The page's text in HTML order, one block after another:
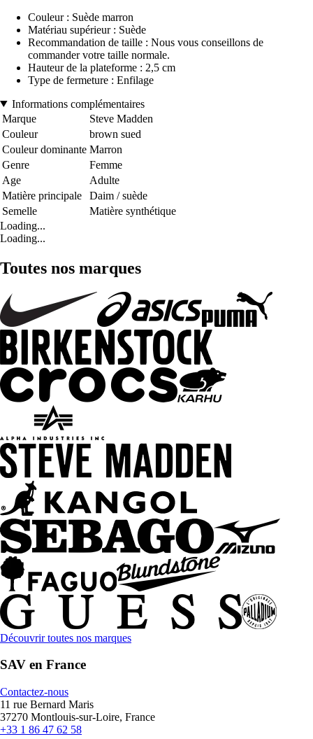
Couleur : Suède marron
Matériau supérieur : Suède
Recommandation de taille : Nous vous conseillons de
commander votre taille normale.
Hauteur de la plateforme : 2,5 cm
Type de fermeture : Enfilage
Informations complémentaires
Marque
Steve Madden
Couleur
brown sued
Couleur dominante Marron
Genre
Femme
Age
Adulte
Matière principale
Daim / suède
Semelle
Matière synthétique
Loading...
Loading...
Toutes nos marques
Découvrir toutes nos marques
SAV en France
Contactez-nous
11 rue Bernard Maris
37270 Montlouis-sur-Loire, France
+33 1 86 47 62 58